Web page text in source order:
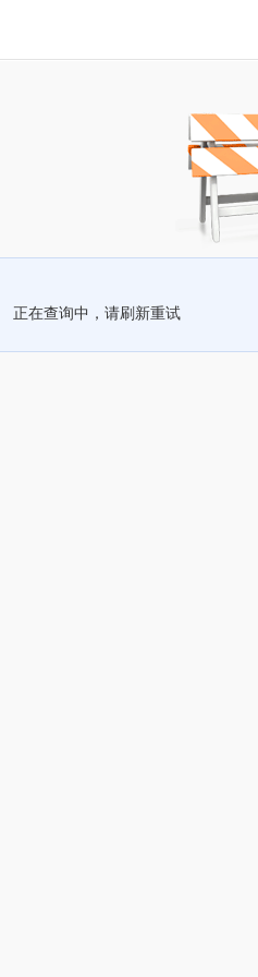
正在查询中，请刷新重试